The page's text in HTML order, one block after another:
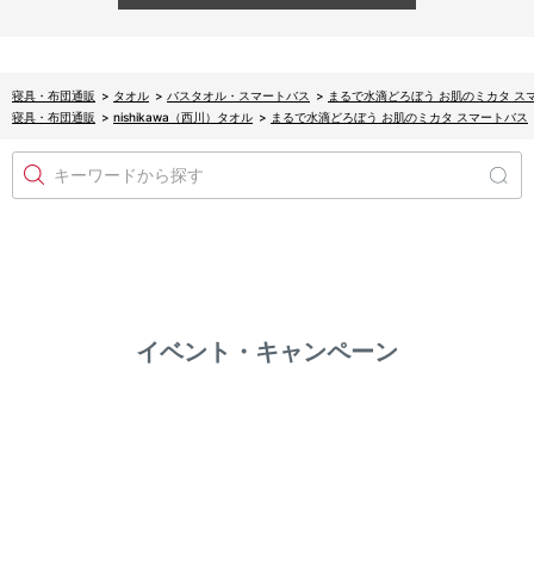
寝具・布団通販 > タオル > バスタオル・スマートバス > まるで水滴どろぼう お肌のミカタ ス
寝具・布団通販 > nishikawa（西川）タオル > まるで水滴どろぼう お肌のミカタ スマートバス
キーワードから探す
イベント・キャンペーン